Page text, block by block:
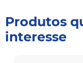
Produtos
interesse